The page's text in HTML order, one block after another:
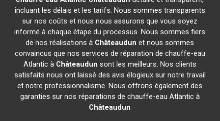
incluant les délais et les tarifs. Nous sommes transparents
sur nos coûts et nous nous assurons que vous soyez
informé à chaque étape du processus. Nous sommes fiers
de nos réalisations à Châteaudun et nous sommes
convaincus que nos services de réparation de chauffe-eau
Atlantic à Châteaudun sont les meilleurs. Nos clients
satisfaits nous ont laissé des avis élogieux sur notre travail
et notre professionnalisme. Nous offrons également des
garanties sur nos réparations de chauffe-eau Atlantic à
Châteaudun